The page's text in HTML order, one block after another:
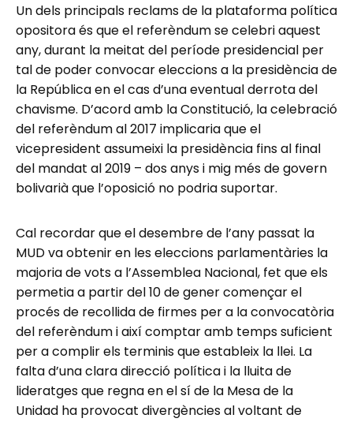
Un dels principals reclams de la plataforma política
opositora és que el referèndum se celebri aquest
any, durant la meitat del període presidencial per
tal de poder convocar eleccions a la presidència de
la República en el cas d’una eventual derrota del
chavisme. D’acord amb la Constitució, la celebració
del referèndum al 2017 implicaria que el
vicepresident assumeixi la presidència fins al final
del mandat al 2019 – dos anys i mig més de govern
bolivarià que l’oposició no podria suportar.
Cal recordar que el desembre de l’any passat la
MUD va obtenir en les eleccions parlamentàries la
majoria de vots a l’Assemblea Nacional, fet que els
permetia a partir del 10 de gener començar el
procés de recollida de firmes per a la convocatòria
del referèndum i així comptar amb temps suficient
per a complir els terminis que estableix la llei. La
falta d’una clara direcció política i la lluita de
lideratges que regna en el sí de la Mesa de la
Unidad ha provocat divergències al voltant de